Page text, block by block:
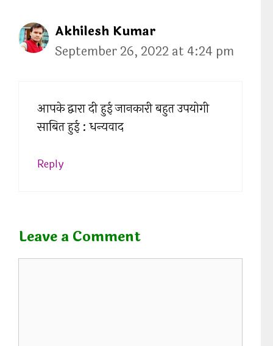
i
e
Akhilesh Kumar
September 26, 2022 at 4:24 pm
आपके द्वारा दी हुई जानकारी बहुत उपयोगी
साबित हुई : धन्यवाद
Reply
Leave a Comment